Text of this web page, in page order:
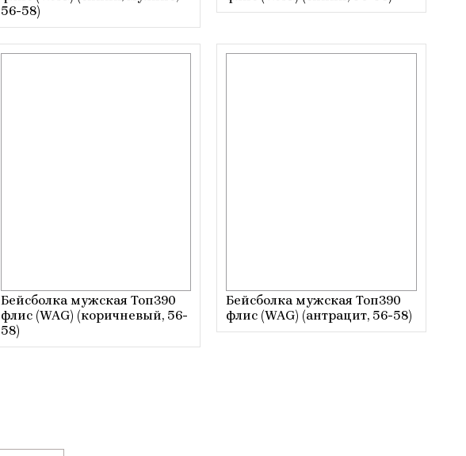
56-58)
Бейсболка мужская Топ390
флис (WAG) (коричневый, 56-
58)
Бейсболка мужская Топ390
флис (WAG) (антрацит, 56-58)